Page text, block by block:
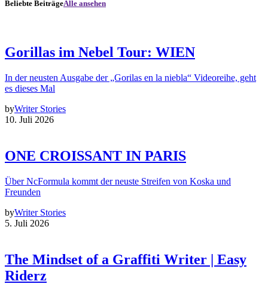
Beliebte BeiträgeAlle ansehen
Gorillas im Nebel Tour: WIEN
In der neusten Ausgabe der „Gorilas en la niebla“ Videoreihe, geht
es dieses Mal
byWriter Stories
10. Juli 2026
ONE CROISSANT IN PARIS
Über NcFormula kommt der neuste Streifen von Koska und
Freunden
byWriter Stories
5. Juli 2026
The Mindset of a Graffiti Writer | Easy
Riderz